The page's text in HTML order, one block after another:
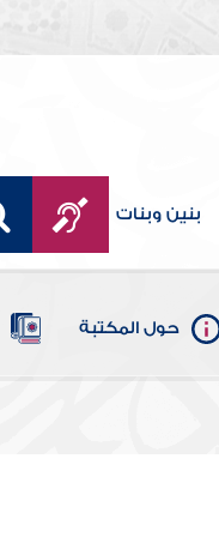
بنين وبنات
حول المكتبة